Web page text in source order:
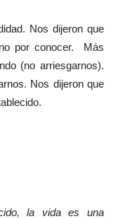
Nos dijeron que
por conocer. Más
(no arriesgarnos).
Nos dijeron que
la vida es una